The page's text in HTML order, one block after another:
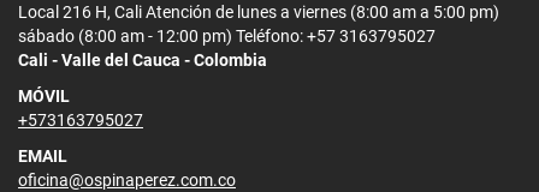
Local 216 H, Cali Atención de lunes a viernes (8:00 am a 5:00 pm)
sábado (8:00 am - 12:00 pm) Teléfono: +57 3163795027
Cali - Valle del Cauca - Colombia
MÓVIL
+573163795027
EMAIL
oficina@ospinaperez.com.co